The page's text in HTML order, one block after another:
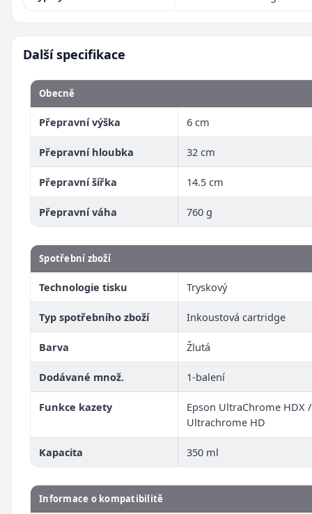
Další specifikace
Obecně
Přepravní výška 6 cm
Přepravní hloubka 32 cm
Přepravní šířka 14.5 cm
Přepravní váha 760 g
Spotřební zboží
Technologie tisku Tryskový
Typ spotřebního zboží Inkoustová cartridge
Barva Žlutá
Dodávané množ. 1-balení
Funkce kazety
Epson UltraChrome HDX /
Ultrachrome HD
Kapacita 350 ml
Informace o kompatibilitě